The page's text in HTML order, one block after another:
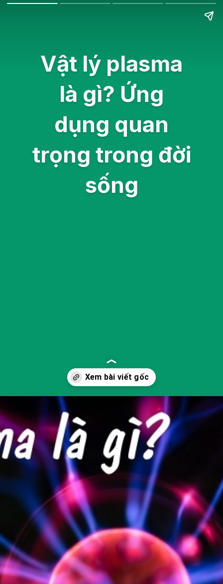
Vật lý plasma
là gì? Ứng
dụng quan
trọng trong đời
sống
https://yeukhoahoc.edu.vn/vat-ly-plasma-la-gi